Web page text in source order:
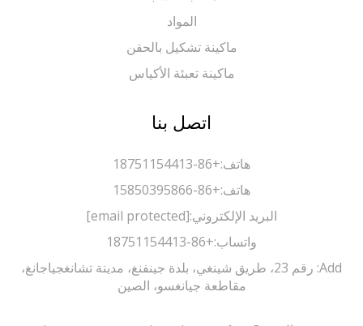
ماكينة تشكيل بالحقن
ماكينة تعبئة الأكياس
اتصل بنا
+86-18751154413
+86-15850395866
البريد الإلكتروني:[email protected]
واتساب:+86-18751154413
Add: رقم 23، طريق شينغي، بلدة جينفنغ، مدينة تشانغجياجانغ،
مقاطعة جيانغسو، الصين